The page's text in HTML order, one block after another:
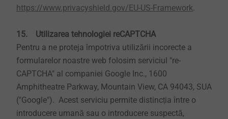
https://www.privacyshield.gov/EU-US-Framework.
15. Utilizarea tehnologiei reCAPTCHA
Pentru a ne proteja împotriva utilizării incorecte a
formularelor noastre web folosim serviciul "re-
CAPTCHA" al companiei Google Inc., 1600
Amphitheatre Parkway, Mountain View, CA 94043, SUA
("Google"). Acest serviciu permite distincția între o
introducere umană sau o introducere suspectă,